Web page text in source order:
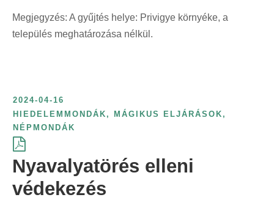
Megjegyzés: A gyűjtés helye: Privigye környéke, a
település meghatározása nélkül.
2024-04-16
HIEDELEMMONDÁK , MÁGIKUS ELJÁRÁSOK ,
NÉPMONDÁK
Nyavalyatörés elleni
védekezés